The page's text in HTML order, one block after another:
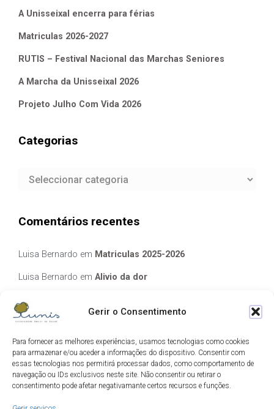
Gerir o Consentimento
Para fornecer as melhores experiências, usamos tecnologias como cookies
para armazenar e/ou aceder a informações do dispositivo. Consentir com
essas tecnologias nos permitirá processar dados, como comportamento de
navegação ou IDs exclusivos neste site. Não consentir ou retirar o
consentimento pode afetar negativamante certos recursos e funções.
A Unisseixal encerra para férias
Matriculas 2026-2027
RUTIS – Festival Nacional das Marchas Seniores
A Marcha da Unisseixal 2026
Projeto Julho Com Vida 2026
Categorias
Categorias
Comentários recentes
Luisa Bernardo em Matriculas 2025-2026
Luisa Bernardo em Alivio da dor
Manuela Silva
elisabete Garcia Fernandes Serra Matriculas 2025-2026
Luis GuedesemEcos de Camilo
Arquivo